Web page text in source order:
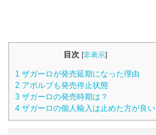
目次 [非表示]
1 ザガーロが発売延期になった理由
2 アボルブも発売停止状態
3 ザガーロの発売時期は？
4 ザガーロの個人輸入は止めた方が良い